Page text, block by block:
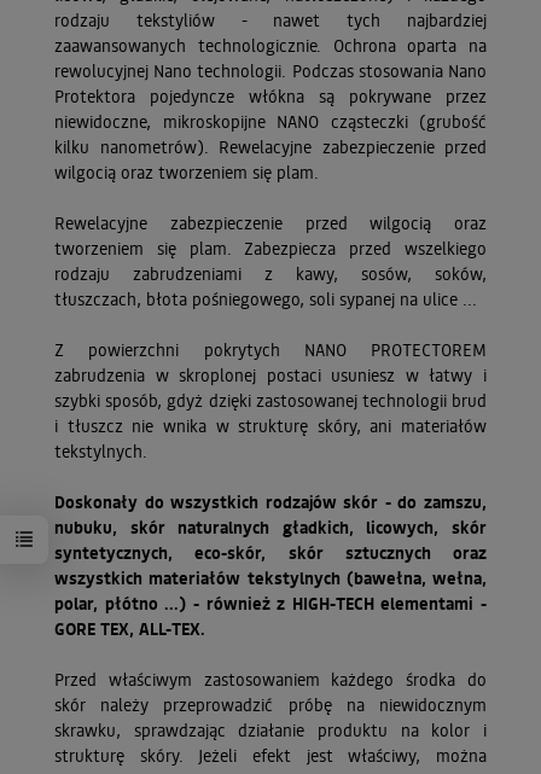
rodzaju tekstyliów - nawet tych najbardziej
zaawansowanych technologicznie. Ochrona oparta na
rewolucyjnej Nano technologii. Podczas stosowania Nano
Protektora pojedyncze włókna są pokrywane przez
niewidoczne, mikroskopijne NANO cząsteczki (grubość
kilku nanometrów). Rewelacyjne zabezpieczenie przed
wilgocią oraz tworzeniem się plam.
Rewelacyjne zabezpieczenie przed wilgocią oraz
tworzeniem się plam. Zabezpiecza przed wszelkiego
rodzaju zabrudzeniami z kawy, sosów, soków,
tłuszczach, błota pośniegowego, soli sypanej na ulice ...
Z powierzchni pokrytych NANO PROTECTOREM
zabrudzenia w skroplonej postaci usuniesz w łatwy i
szybki sposób, gdyż dzięki zastosowanej technologii brud
i tłuszcz nie wnika w strukturę skóry, ani materiałów
tekstylnych.
Doskonały do wszystkich rodzajów skór - do zamszu,
nubuku, skór naturalnych gładkich, licowych, skór
syntetycznych, eco-skór, skór sztucznych oraz
wszystkich materiałów tekstylnych (bawełna, wełna,
polar, płótno ...) - również z HIGH-TECH elementami -
GORE TEX, ALL-TEX.
Przed właściwym zastosowaniem każdego środka do
skór należy przeprowadzić próbę na niewidocznym
skrawku, sprawdzając działanie produktu na kolor i
strukturę skóry. Jeżeli efekt jest właściwy, można